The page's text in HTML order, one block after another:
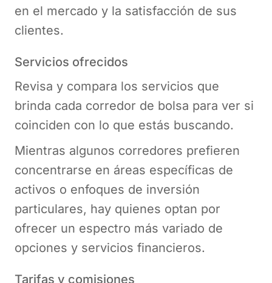
en el mercado y la satisfacción de sus
clientes.
Servicios ofrecidos
Revisa y compara los servicios que
brinda cada corredor de bolsa para ver si
coinciden con lo que estás buscando.
Mientras algunos corredores prefieren
concentrarse en áreas específicas de
activos o enfoques de inversión
particulares, hay quienes optan por
ofrecer un espectro más variado de
opciones y servicios financieros.
Tarifas y comisiones